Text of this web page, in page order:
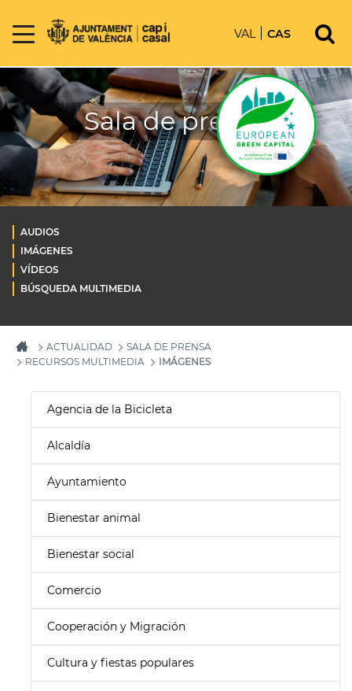
VAL CAS
Sala de prensa
AUDIOS
IMÁGENES
VÍDEOS
BÚSQUEDA MULTIMEDIA
ACTUALIDAD
SALA DE PRENSA
RECURSOS MULTIMEDIA
IMÁGENES
Agencia de la Bicicleta
Alcaldía
Ayuntamiento
Bienestar animal
Bienestar social
Comercio
Cooperación y Migración
Cultura y fiestas populares